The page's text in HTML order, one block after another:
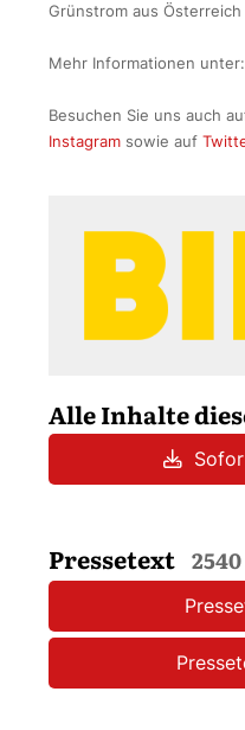
Grünstrom aus
Mehr Informationen unter:
Besuchen Sie uns auch
Instagram sowie auf
Alle Inhalte
Pressetext